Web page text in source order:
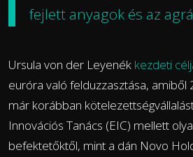
fejlett anyagok és az
Ursula von der Leyenék kezdeti
euróra való felduzzasztása, amiből
már korábban
Innovációs Tanács (EIC) mellett
befektetőktől, mint a dán Novo